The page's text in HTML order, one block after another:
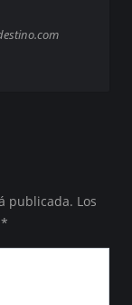
publicada. Los
*